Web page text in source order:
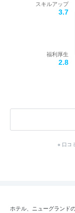
福利厚生
2.8
スキルアップ
3.7
※ 口コ
ホテル、ニューグランド